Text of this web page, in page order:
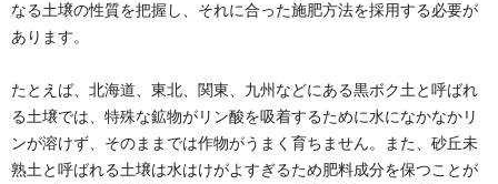
なる土壌の性質を把握し、それに合った施肥方法を採用する必要が
あります。
たとえば、北海道、東北、関東、九州などにある黒ボク土と呼ばれ
る土壌では、特殊な鉱物がリン酸を吸着するために水になかなかリ
ンが溶けず、そのままでは作物がうまく育ちません。また、砂丘未
熟土と呼ばれる土壌は水はけがよすぎるため肥料成分を保つことが